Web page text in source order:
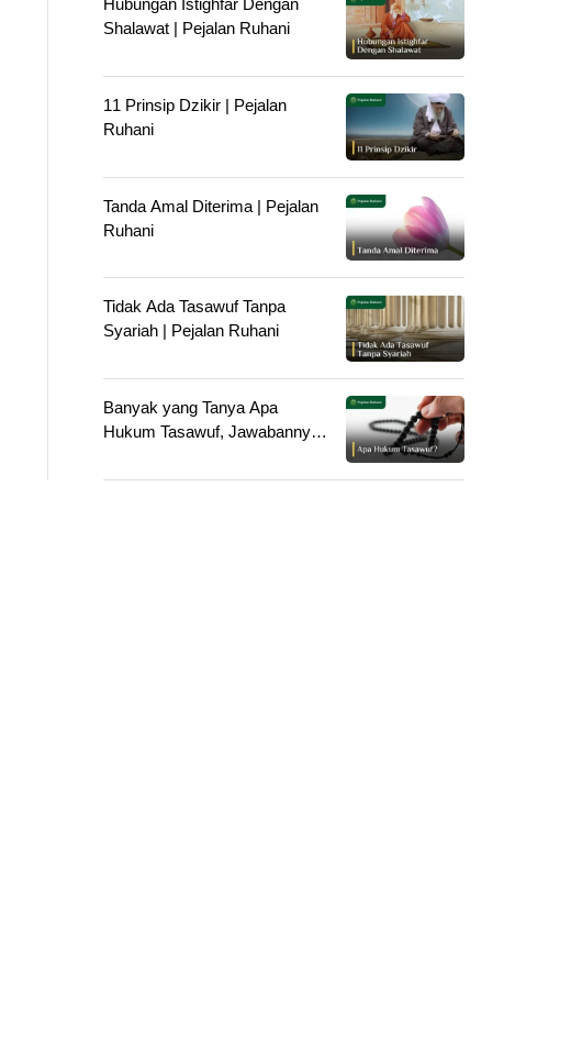
Hubungan Istighfar Dengan
Shalawat | Pejalan Ruhani
11 Prinsip Dzikir | Pejalan
Ruhani
Tanda Amal Diterima | Pejalan
Ruhani
Tidak Ada Tasawuf Tanpa
Syariah | Pejalan Ruhani
Banyak yang Tanya Apa
Hukum Tasawuf, Jawabannya